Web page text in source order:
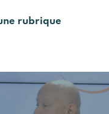
rubrique